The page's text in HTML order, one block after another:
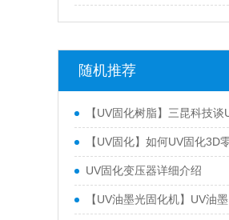
【胶固化uvled面光源】2020年的发展趋势
LEDUV固化和UV油墨固化市场产品分类
电子电缆的UV胶固化
UV固化炉的类别是什么？UV固化炉有什么特点？